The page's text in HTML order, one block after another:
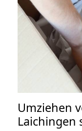
Umziehen
Laichingen